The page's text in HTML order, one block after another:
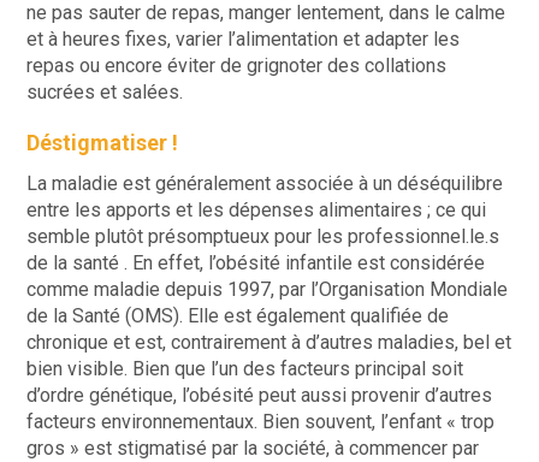
ne pas sauter de repas, manger lentement, dans le calme
et à heures fixes, varier l’alimentation et adapter les
repas ou encore éviter de grignoter des collations
sucrées et salées.
Déstigmatiser !
La maladie est généralement associée à un déséquilibre
entre les apports et les dépenses alimentaires ; ce qui
semble plutôt présomptueux pour les professionnel.le.s
de la santé . En effet, l’obésité infantile est considérée
comme maladie depuis 1997, par l’Organisation Mondiale
de la Santé (OMS). Elle est également qualifiée de
chronique et est, contrairement à d’autres maladies, bel et
bien visible. Bien que l’un des facteurs principal soit
d’ordre génétique, l’obésité peut aussi provenir d’autres
facteurs environnementaux. Bien souvent, l’enfant « trop
gros » est stigmatisé par la société, à commencer par